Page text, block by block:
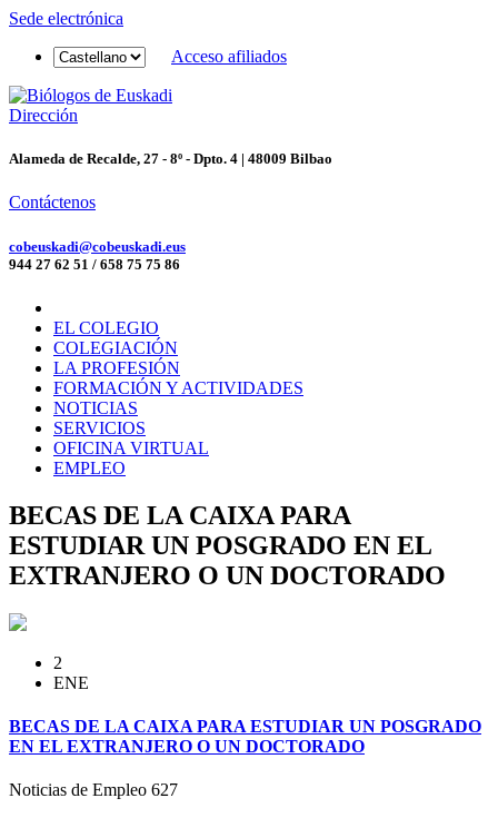
Sede electrónica
Acceso afiliados
Dirección
Alameda de Recalde, 27 - 8º - Dpto. 4 | 48009 Bilbao
Contáctenos
cobeuskadi@cobeuskadi.eus
944 27 62 51 / 658 75 75 86
EL COLEGIO
COLEGIACIÓN
LA PROFESIÓN
FORMACIÓN Y ACTIVIDADES
NOTICIAS
SERVICIOS
OFICINA VIRTUAL
EMPLEO
BECAS DE LA CAIXA PARA
ESTUDIAR UN POSGRADO EN EL
EXTRANJERO O UN DOCTORADO
2
ENE
BECAS DE LA CAIXA PARA ESTUDIAR UN POSGRADO
EN EL EXTRANJERO O UN DOCTORADO
Noticias de Empleo 627